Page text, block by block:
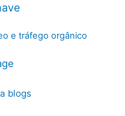
e tráfego orgânico
blogs